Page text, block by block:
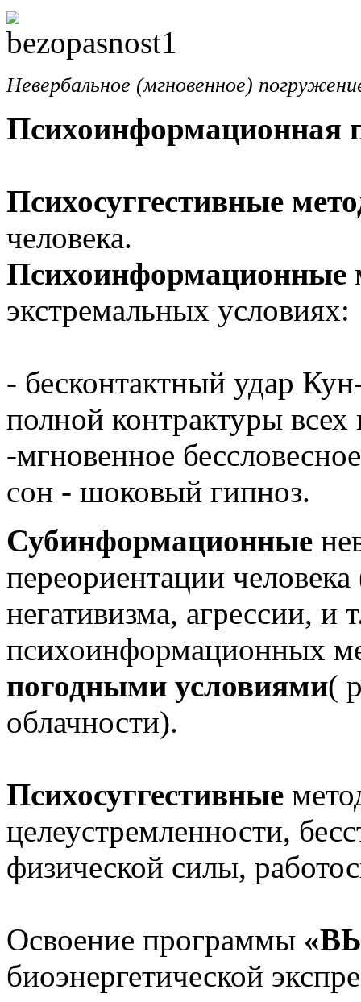
Невербальное (мгновенное)
Психоинформационная
Психосуггестивные
человека.
Психоинформационные
экстремальных условиях:
- бесконтактный удар
полной контрактуры
-мгновенное
сон - шоковый гипноз.
Субинформационные
переориентации человека
негативизма, агрессии, и
психоинформационных
погодными условиями(
облачности).
Психосуггестивные
целеустремленности,
физической силы,
Освоение программы
биоэнергетической